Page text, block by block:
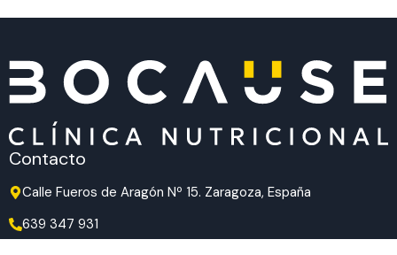
Contacto
Calle Fueros de Aragón Nº 15. Zaragoza, España
639 347 931